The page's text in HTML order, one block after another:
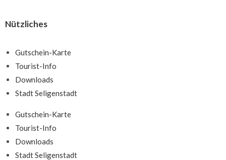
Nützliches
Gutschein-Karte
Tourist-Info
Downloads
Stadt Seligenstadt
Gutschein-Karte
Tourist-Info
Downloads
Stadt Seligenstadt